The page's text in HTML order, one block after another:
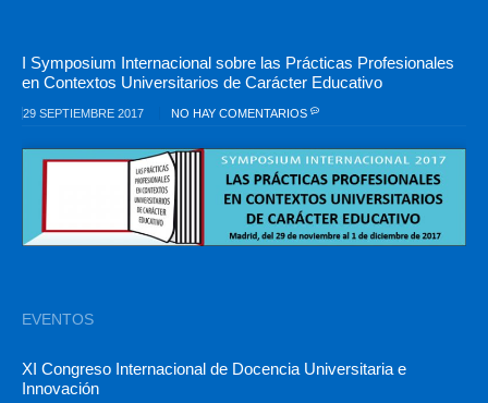
I Symposium Internacional sobre las Prácticas Profesionales
en Contextos Universitarios de Carácter Educativo
29 SEPTIEMBRE 2017 NO HAY COMENTARIOS
EVENTOS
XI Congreso Internacional de Docencia Universitaria e
Innovación